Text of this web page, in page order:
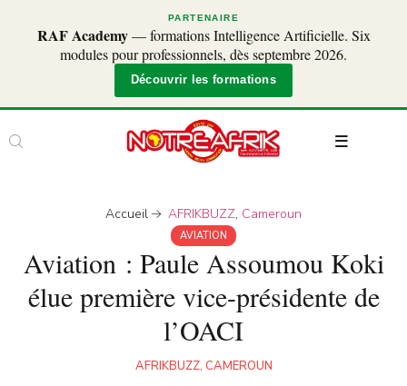
PARTENAIRE
RAF Academy— formations Intelligence Artificielle. Six
modules pour professionnels, dès septembre 2026.
Découvrir les formations
Accueil AFRIKBUZZ, Cameroun
AVIATION
Aviation : Paule Assoumou Koki
élue première vice-présidente de
l’OACI
AFRIKBUZZ, CAMEROUN